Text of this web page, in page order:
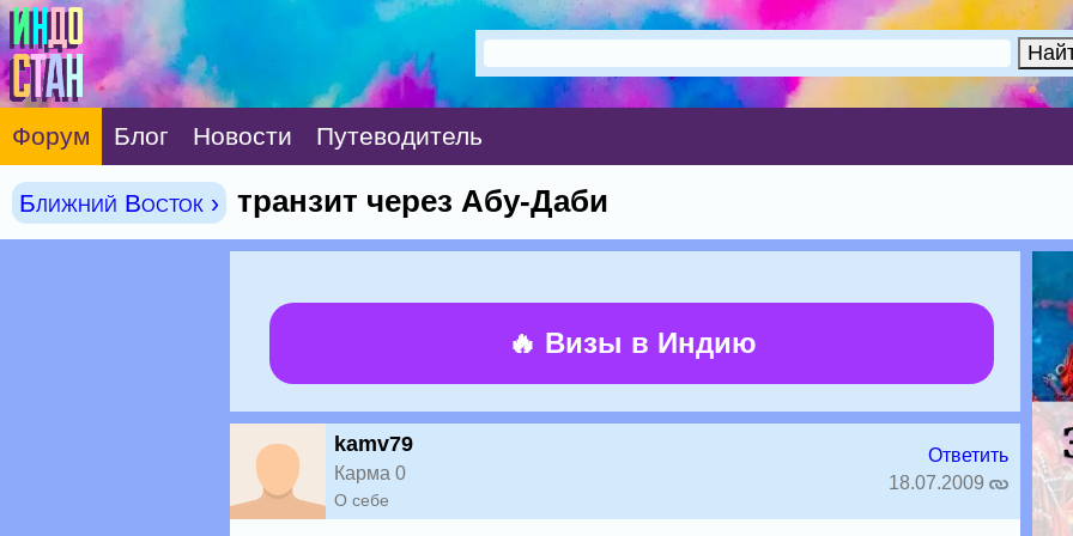
Форум Блог Новости Путеводитель
Ближний Восток › транзит через Абу-Даби
🔥 Визы в Индию
kamv79
Карма 0
О себе
Ответить
18.07.2009